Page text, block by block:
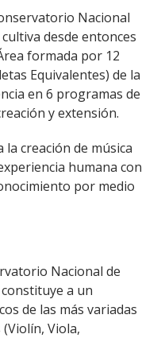
Funcionarias/os
Egresadas/os
Nacional
desde entonces
formada por 12
Equivalentes) de la
en 6 programas de
y extensión.
creación de música
humana con
por medio
Nacional de
a un
de las más variadas
Viola,